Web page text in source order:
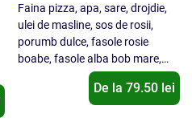
Faina pizza, apa, sare, drojdie,
ulei de masline, sos de rosii,
porumb dulce, fasole rosie
boabe, fasole alba bob mare,
naut boabe, ceapa rosie,
masline negre felii, rosii cherry,
ciuperci champignon.
De la 79.50 lei